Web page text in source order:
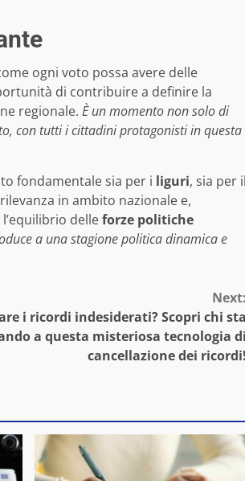
ogni voto possa avere delle
di contribuire a definire la
regionale. È un momento non solo di
con tutti i cittadini protagonisti in questa
fondamentale sia per i liguri, sia per
in ambito nazionale e,
delleforze politiche
a una stagione politica dinamica e
i ricordi indesiderati? Scopri chi
a questa misteriosa tecnologia
cancellazione dei